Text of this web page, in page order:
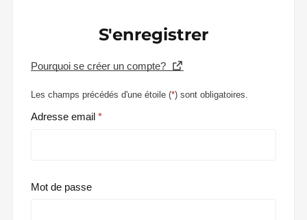
S'enregistrer
Pourquoi se créer un compte?
Les champs précédés d'une étoile (*) sont obligatoires.
Adresse email
Mot de passe